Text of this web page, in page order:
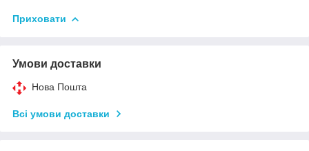
Приховати
Умови доставки
Нова Пошта
Всі умови доставки